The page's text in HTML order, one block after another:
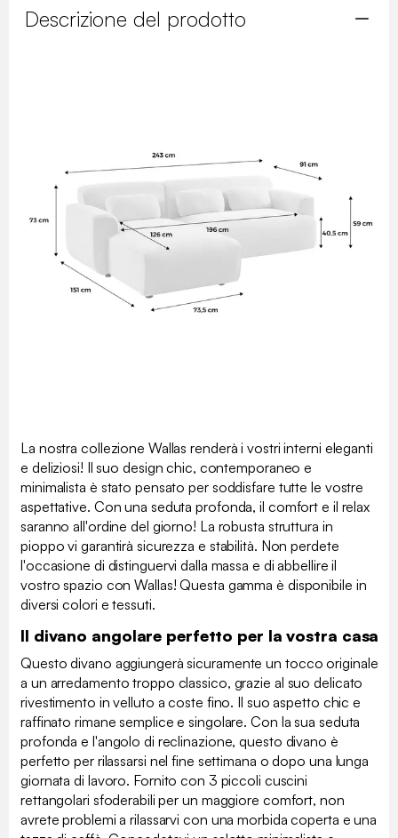
Descrizione del prodotto
La nostra collezione Wallas renderà i vostri interni eleganti
e deliziosi! Il suo design chic, contemporaneo e
minimalista è stato pensato per soddisfare tutte le vostre
aspettative. Con una seduta profonda, il comfort e il relax
saranno all'ordine del giorno! La robusta struttura in
pioppo vi garantirà sicurezza e stabilità. Non perdete
l'occasione di distinguervi dalla massa e di abbellire il
vostro spazio con Wallas! Questa gamma è disponibile in
diversi colori e tessuti.
Il divano angolare perfetto per la vostra casa
Questo divano aggiungerà sicuramente un tocco originale
a un arredamento troppo classico, grazie al suo delicato
rivestimento in velluto a coste fino. Il suo aspetto chic e
raffinato rimane semplice e singolare. Con la sua seduta
profonda e l'angolo di reclinazione, questo divano è
perfetto per rilassarsi nel fine settimana o dopo una lunga
giornata di lavoro. Fornito con 3 piccoli cuscini
rettangolari sfoderabili per un maggiore comfort, non
avrete problemi a rilassarvi con una morbida coperta e una